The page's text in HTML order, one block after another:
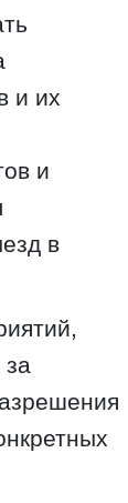
и их
и
в
за